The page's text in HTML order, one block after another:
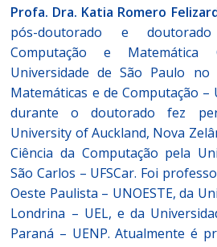
Profa. Dra. Katia Romero
pós-doutorado e
Computação e Matemática
Universidade de São Paulo
Matemáticas e de Computação –
durante o doutorado fez
University of Auckland, Nova
Ciência da Computação pela
São Carlos – UFSCar. Foi
Oeste Paulista – UNOESTE, da
Londrina – UEL, e da
Paraná – UENP. Atualmente é